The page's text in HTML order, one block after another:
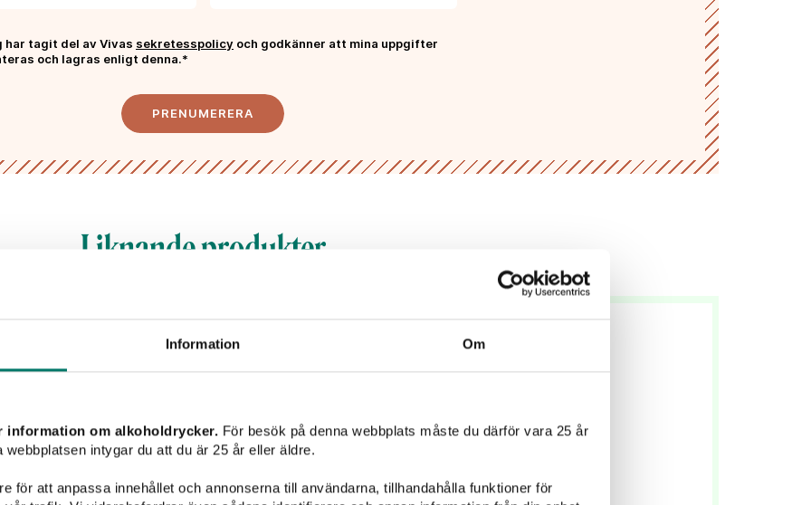
Information Om
information om alkoholdrycker. För besök på denna webbplats måste du därför vara 25 år
intygar du att du är 25 år eller äldre.
för att anpassa innehållet och annonserna till användarna, tillhandahålla funktioner för
har tagit del av Vivas sekretesspolicy och godkänner att mina uppgifter
och lagras enligt denna.*
PRENUMERERA
Liknande produkter